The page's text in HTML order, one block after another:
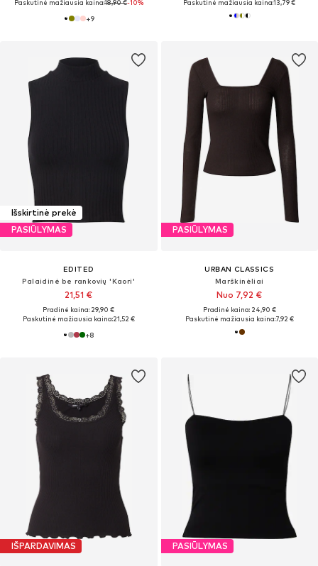
Paskutinė mažiausia kaina:18,90 €-10%
+9
Paskutinė mažiausia kaina:13,79 €
Išskirtinė prekė
PASIŪLYMAS
EDITED
Palaidinė be rankovių 'Kaori'
21,51 €
Pradinė kaina: 29,90 €
Paskutinė mažiausia kaina:21,52 €
+8
PASIŪLYMAS
URBAN CLASSICS
Marškinėliai
Nuo 7,92 €
Pradinė kaina: 24,90 €
Paskutinė mažiausia kaina:7,92 €
IŠPARDAVIMAS PASIŪLYMAS